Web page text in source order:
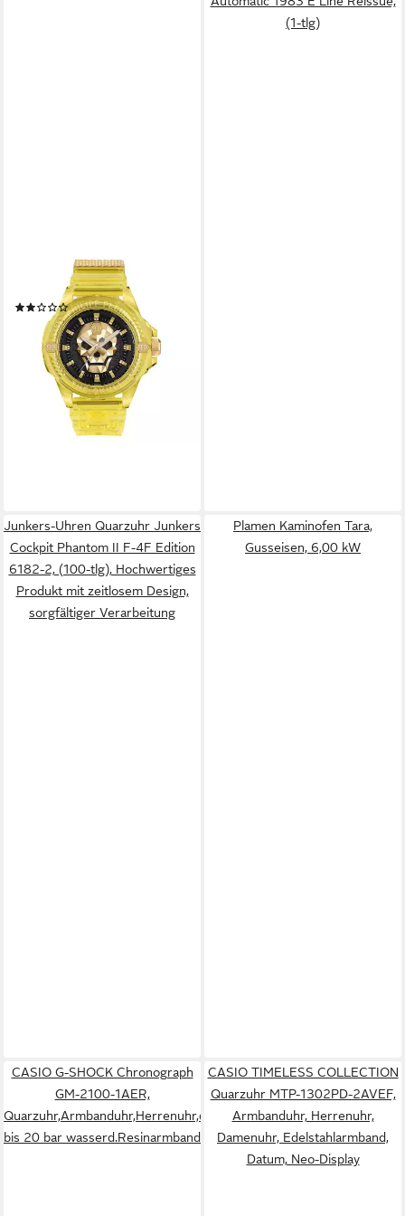
PHILIPP PLEIN
Quarzuhr PWWAA0123
(1)
ab 199,00 € UVP340,00 €
lieferbar - in 3-4 Werktagen bei dir
(1-tlg)
Junkers-Uhren Quarzuhr Junkers
Cockpit Phantom II F-4F Edition
6182-2, (100-tlg), Hochwertiges
Produkt mit zeitlosem Design,
sorgfältiger Verarbeitung
Plamen Kaminofen Tara,
Gusseisen, 6,00 kW
CASIO G-SHOCK Chronograph
GM-2100-1AER,
Quarzuhr,Armbanduhr,Herrenuhr,digital,
bis 20 bar wasserd.Resinarmband
CASIO TIMELESS COLLECTION
Quarzuhr MTP-1302PD-2AVEF,
Armbanduhr, Herrenuhr,
Damenuhr, Edelstahlarmband,
Datum, Neo-Display